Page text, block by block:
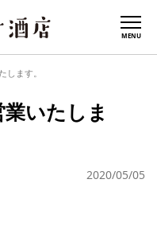
MENU
します。
いたしま
2020/05/05